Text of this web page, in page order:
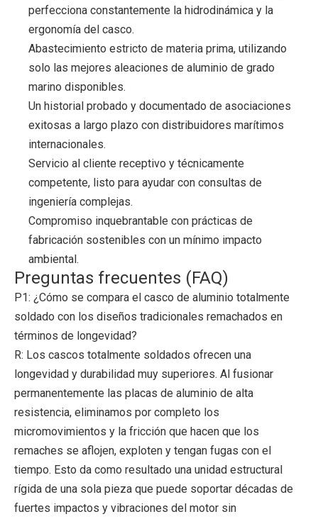
perfecciona constantemente la hidrodinámica y la
ergonomía del casco.
Abastecimiento estricto de materia prima, utilizando
solo las mejores aleaciones de aluminio de grado
marino disponibles.
Un historial probado y documentado de asociaciones
exitosas a largo plazo con distribuidores marítimos
internacionales.
Servicio al cliente receptivo y técnicamente
competente, listo para ayudar con consultas de
ingeniería complejas.
Compromiso inquebrantable con prácticas de
fabricación sostenibles con un mínimo impacto
ambiental.
Preguntas frecuentes (FAQ)
P1: ¿Cómo se compara el casco de aluminio totalmente
soldado con los diseños tradicionales remachados en
términos de longevidad?
R: Los cascos totalmente soldados ofrecen una
longevidad y durabilidad muy superiores. Al fusionar
permanentemente las placas de aluminio de alta
resistencia, eliminamos por completo los
micromovimientos y la fricción que hacen que los
remaches se aflojen, exploten y tengan fugas con el
tiempo. Esto da como resultado una unidad estructural
rígida de una sola pieza que puede soportar décadas de
fuertes impactos y vibraciones del motor sin